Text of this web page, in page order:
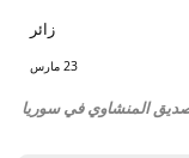
زائر
23 مارس
صديق المنشاوي في سوريا